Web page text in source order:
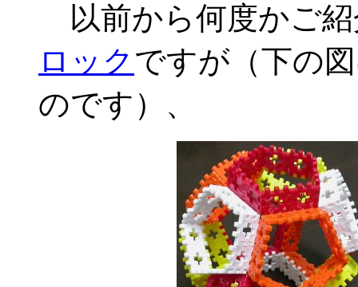
以前から何度かご
ロック ですが（下の
のです）、